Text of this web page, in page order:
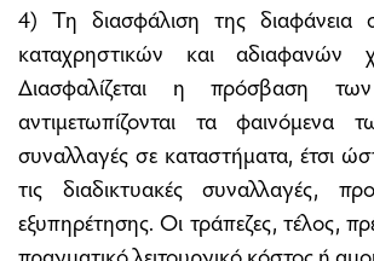
4) Τη διασφάλιση της διαφάνεια
καταχρηστικών και αδιαφανών
Διασφαλίζεται η πρόσβαση
αντιμετωπίζονται τα φαινόμενα
συναλλαγές σε καταστήματα, έτσι
τις διαδικτυακές συναλλαγές,
εξυπηρέτησης. Οι τράπεζες, τέλος,